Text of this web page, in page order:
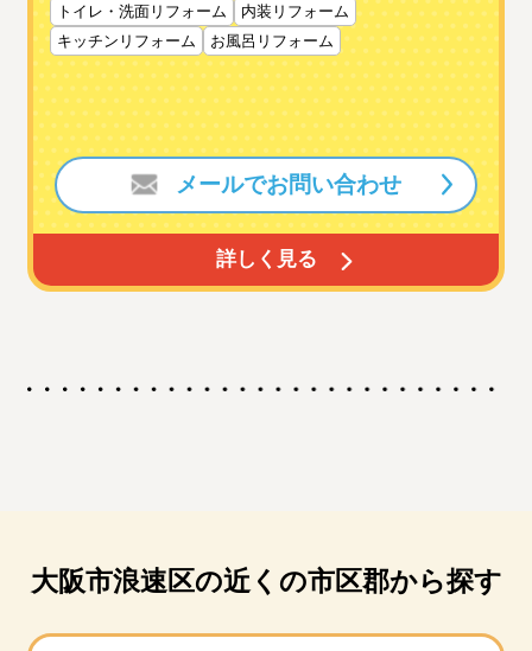
トイレ・洗面リフォーム
内装リフォーム
キッチンリフォーム
お風呂リフォーム
詳しく見る
メールでお問い合わせ
大阪市浪速区の近くの市区郡から探す